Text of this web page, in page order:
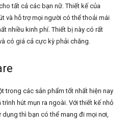
tất cả các bạn nữ. Thiết kế của
và hỗ trợ mọi người có thể thoải mái
nhiều kinh phí. Thiết bị này có rất
có giá cả cực kỳ phải chăng.
trong các sản phẩm tốt nhất hiện nay
hút mụn ra ngoài. Với thiết kế nhỏ
thì bạn có thể mang đi mọi nơi,